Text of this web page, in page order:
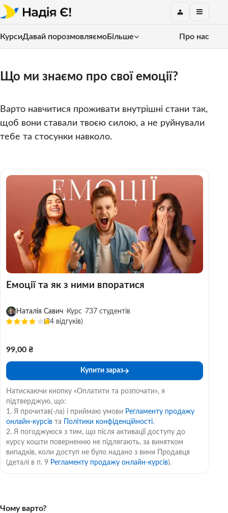
КурсиДавай порозмовляємоБільше Про нас
Що ми знаємо про свої емоції?
Варто навчитися проживати внутрішні стани так,
щоб вони ставали твоєю силою, а не руйнували
тебе та стосунки навколо.
Емоції та як з ними впоратися
Наталія Савич Курс 737 студентів
(34 відгуків)
99,00 ₴
Купити зараз
Натискаючи кнопку «Оплатити та розпочати», я
підтверджую, що:
1. Я прочитав(-ла) і приймаю умови Регламенту продажу
онлайн-курсів та Політики конфіденційності.
2. Я погоджуюся з тим, що після активації доступу до
курсу кошти поверненню не підлягають, за винятком
випадків, коли доступ не було надано з вини Продавця
(деталі в п. 9 Регламенту продажу онлайн-курсів).
Чому варто?